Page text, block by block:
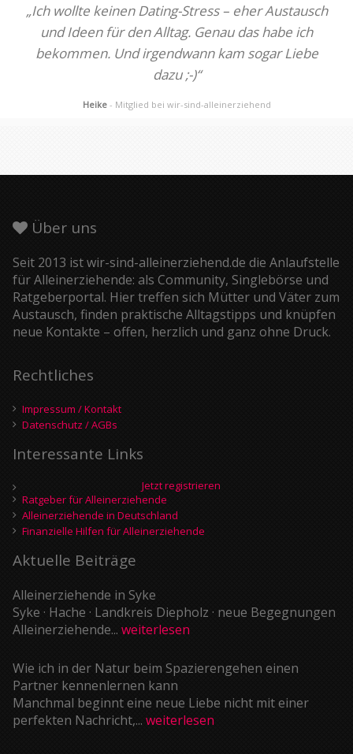
„Ich wollte keinen Dating-Stress – eher Austausch
und Ideen für den Alltag. Genau das habe ich
bekommen. Und irgendwann kam sogar Liebe
dazu ;-)“
Heike - Mitglied bei wir-sind-alleinerziehend
Über uns
Seit 2013 ist wir-sind-alleinerziehend.de die Anlaufstelle
für Alleinerziehende: als Community, Singlebörse und
Ratgeberportal. Hier treffen sich Mütter und Väter zum
Austausch, finden praktische Alltagstipps und knüpfen
neue Kontakte – offen, herzlich und ganz ohne Druck.
Rechtliches
Impressum / Kontakt
Datenschutz / AGBs
Interessante Links
Jetzt registrieren
Ratgeber für Alleinerziehende
Alleinerziehende in Deutschland
Finanzielle Hilfen für Alleinerziehende
Aktuelle Beiträge
Alleinerziehende in Syke
Syke · Hache · Landkreis Diepholz · neue Begegnungen
Alleinerziehende... weiterlesen
Wie ich in der Natur beim Spazierengehen einen
Partner kennenlernen kann
Manchmal beginnt eine neue Liebe nicht mit einer
perfekten Nachricht,... weiterlesen